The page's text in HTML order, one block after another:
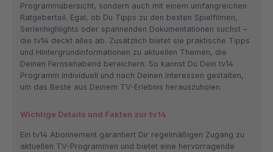
Programmübersicht, sondern auch mit einem umfangreichen
Ratgeberteil. Egal, ob Du Tipps zu den besten Spielfilmen,
Serienhighlights oder spannenden Dokumentationen suchst –
die tv14 deckt alles ab. Zusätzlich bietet sie praktische Tipps
und Hintergrundinformationen zu aktuellen Themen, die
Deinen Fernsehabend bereichern. So kannst Du Dein tv14
Programm individuell und nach Deinen Interessen gestalten,
um das Beste aus Deinem TV-Erlebnis herauszuholen.
Wichtige Details und Fakten zur tv14
Ein tv14 Abonnement garantiert Dir regelmäßigen Zugang zu
aktuellen TV-Programmen und bietet eine hervorragende